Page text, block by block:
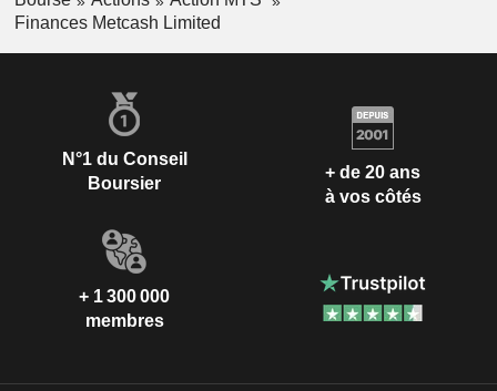
Finances Metcash Limited
N°1 du Conseil
Boursier
+ de 20 ans
à vos côtés
+ 1 300 000
membres